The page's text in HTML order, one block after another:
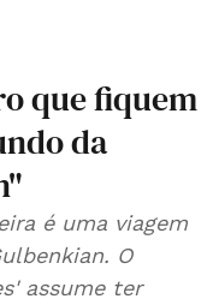
que fiquem
da
é uma viagem
O
assume ter